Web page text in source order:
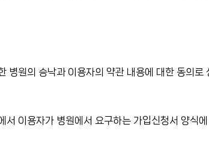
병원의 승낙과 이용자의 약관 내용에 대한 동의로
서 이용자가 병원에서 요구하는 가입신청서 양식